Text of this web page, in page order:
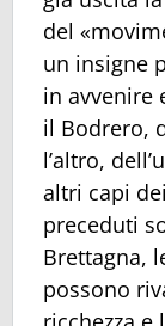
del
un insigne
in avvenire
il Bodrero,
l’altro,
altri capi
preceduti
Brettagna,
possono